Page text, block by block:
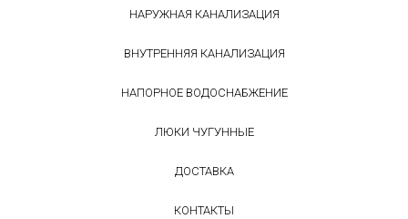
НАРУЖНАЯ КАНАЛИЗАЦИЯ
ВНУТРЕННЯЯ КАНАЛИЗАЦИЯ
НАПОРНОЕ ВОДОСНАБЖЕНИЕ
ЛЮКИ ЧУГУННЫЕ
ДОСТАВКА
КОНТАКТЫ